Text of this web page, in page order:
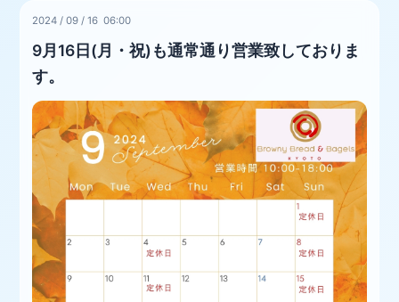
2024 /09 /16 06:00
9月16日(月・祝)も通常通り営業致しておりま
す。